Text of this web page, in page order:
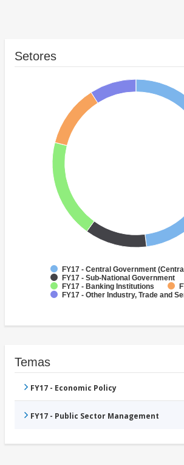
Setores
FY17 - Central Government
FY17 - Sub-National Government
FY17 - Banking Institutions
FY17 - Other Industry, Trade and
Temas
FY17 - Economic Policy
FY17 - Public Sector Management